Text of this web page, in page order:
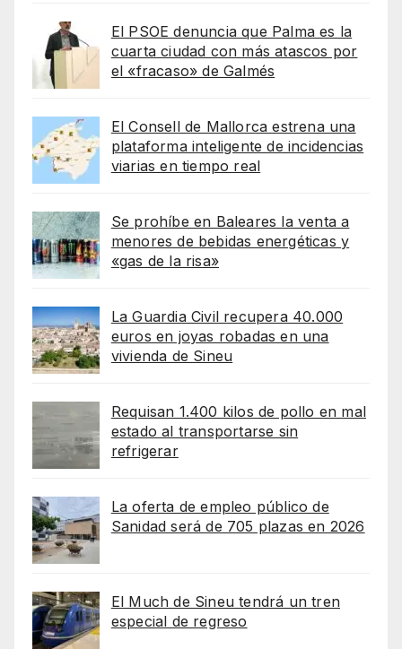
El PSOE denuncia que Palma es la
cuarta ciudad con más atascos por
el «fracaso» de Galmés
El Consell de Mallorca estrena una
plataforma inteligente de incidencias
viarias en tiempo real
Se prohíbe en Baleares la venta a
menores de bebidas energéticas y
«gas de la risa»
La Guardia Civil recupera 40.000
euros en joyas robadas en una
vivienda de Sineu
Requisan 1.400 kilos de pollo en mal
estado al transportarse sin
refrigerar
La oferta de empleo público de
Sanidad será de 705 plazas en 2026
El Much de Sineu tendrá un tren
especial de regreso